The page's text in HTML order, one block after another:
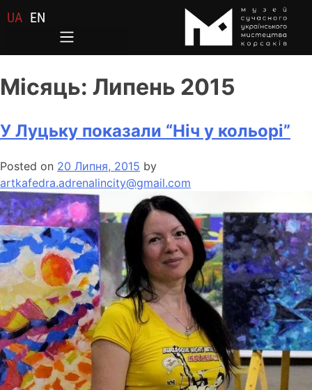
UA EN
Місяць: Липень 2015
У Луцьку показали “Ніч у кольорі”
Posted on 20 Липня, 2015 by
artkafedra.adrenalincity@gmail.com